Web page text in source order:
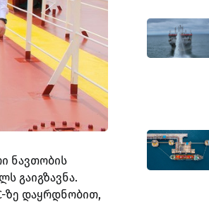
ნავთობის
გაიგზავნა.
ზე დაყრდნობით,